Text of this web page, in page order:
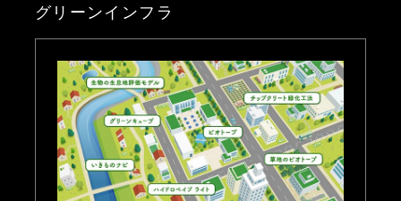
グリーンインフラ